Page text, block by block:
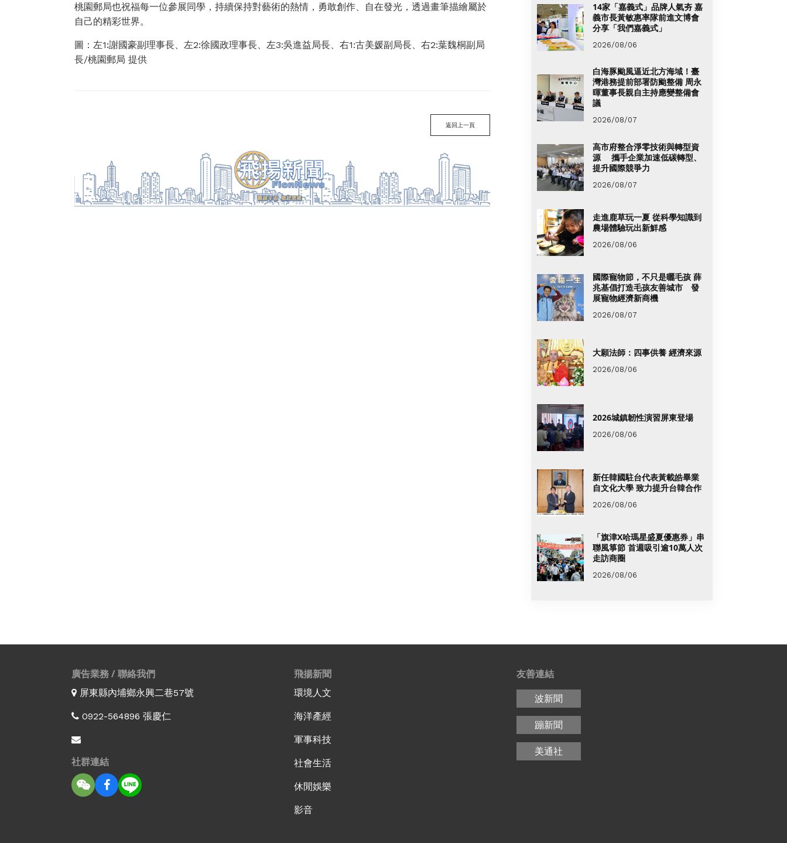
桃園郵局也祝福每一位參展同學，持續保持對藝術的熱情，勇敢創作、自在發光，透過畫筆描繪屬於
自己的精彩世界。
圖：左1:謝國豪副理事長、左2:徐國政理事長、左3:吳進益局長、右1:古美媛副局長、右2:葉魏桐副局
長/桃園郵局 提供
返回上一頁
14家「嘉義式」品牌人氣夯 嘉
義市長黃敏惠率隊前進文博會
分享「我們嘉義式」
2026/08/06
白海豚颱風逼近北方海域！臺
灣港務提前部署防颱整備 周永
暉董事長親自主持應變整備會
議
2026/08/07
高市府整合淨零技術與轉型資
源 攜手企業加速低碳轉型、
提升國際競爭力
2026/08/07
走進鹿草玩一夏 從科學知識到
農場體驗玩出新鮮感
2026/08/06
國際寵物節，不只是曬毛孩 薛
兆基倡打造毛孩友善城市 發
展寵物經濟新商機
2026/08/07
大願法師：四事供養 經濟來源
2026/08/06
2026城鎮韌性演習屏東登場
2026/08/06
新任韓國駐台代表黃載皓畢業
自文化大學 致力提升台韓合作
2026/08/06
「旗津X哈瑪星盛夏優惠券」串
聯風箏節 首週吸引逾10萬人次
走訪商圈
2026/08/06
廣告業務 / 聯絡我們
屏東縣內埔鄉永興二巷57號
0922-564896 張慶仁
社群連結
飛揚新聞
環境人文
海洋產經
軍事科技
社會生活
休閒娛樂
影音
友善連結
波新聞
蹦新聞
美通社